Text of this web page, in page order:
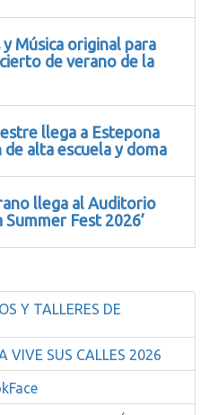
y Música original para
de verano de la
llega a Estepona
alta escuela y doma
llega al Auditorio
Summer Fest 2026’
Y TALLERES DE
VIVE SUS CALLES 2026